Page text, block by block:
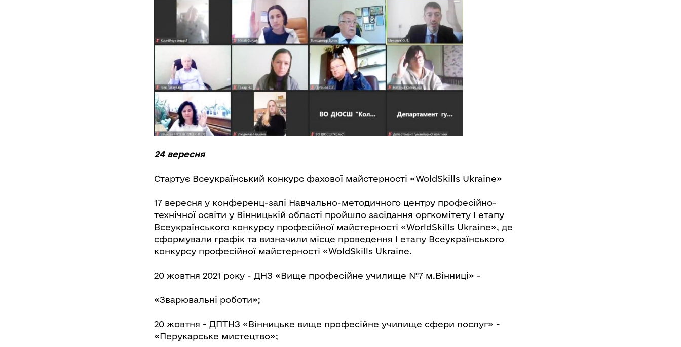
24 вересня
Стартує Всеукраїнський конкурс фахової майстерності «WoldSkills Ukraine»
17 вересня у конференц-залі Навчально-методичного центру професійно-
технічної освіти у Вінницькій області пройшло засідання оргкомітету І етапу
Всеукраїнського конкурсу професійної майстерності «WorldSkills Ukraine», де
сформували графік та визначили місце проведення І етапу Всеукраїнського
конкурсу професійної майстерності «WoldSkills Ukraine.
20 жовтня 2021 року - ДНЗ «Вище професійне училище №7 м.Вінниці» -
«Зварювальні роботи»;
20 жовтня - ДПТНЗ «Вінницьке вище професійне училище сфери послуг» -
«Перукарське мистецтво»;